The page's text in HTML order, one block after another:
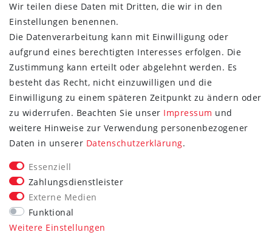
FOLGE SIE UNS
Vertrag widerrufen
*Alle Preise inkl. gesetzlicher MwSt. zzgl. Versand.
Wir teilen diese Daten mit Dritten, die wir in den
Einstellungen benennen.
Die Datenverarbeitung kann mit Einwilligung oder
aufgrund eines berechtigten Interesses erfolgen. Die
Zustimmung kann erteilt oder abgelehnt werden. Es
besteht das Recht, nicht einzuwilligen und die
Einwilligung zu einem späteren Zeitpunkt zu ändern oder
zu widerrufen. Beachten Sie unser Impressum und
weitere Hinweise zur Verwendung personenbezogener
Daten in unserer Daten­schutz­erklärung.
Essenziell
Zahlungsdienstleister
Externe Medien
Funktional
Weitere Einstellungen